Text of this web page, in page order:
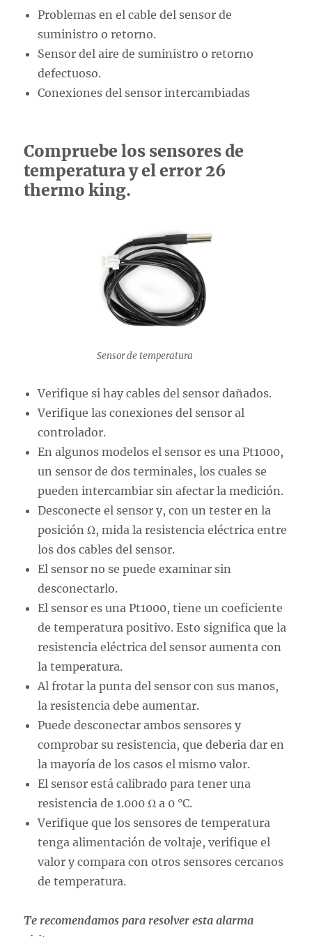
Problemas en el cable del sensor de
suministro o retorno.
Sensor del aire de suministro o retorno
defectuoso.
Conexiones del sensor intercambiadas
Compruebe los sensores de
temperatura y el error 26
thermo king.
Sensor de temperatura
Verifique si hay cables del sensor dañados.
Verifique las conexiones del sensor al
controlador.
En algunos modelos el sensor es una Pt1000,
un sensor de dos terminales, los cuales se
pueden intercambiar sin afectar la medición.
Desconecte el sensor y, con un tester en la
posición Ω, mida la resistencia eléctrica entre
los dos cables del sensor.
El sensor no se puede examinar sin
desconectarlo.
El sensor es una Pt1000, tiene un coeficiente
de temperatura positivo. Esto significa que la
resistencia eléctrica del sensor aumenta con
la temperatura.
Al frotar la punta del sensor con sus manos,
la resistencia debe aumentar.
Puede desconectar ambos sensores y
comprobar su resistencia, que deberia dar en
la mayoría de los casos el mismo valor.
El sensor está calibrado para tener una
resistencia de 1.000 Ω a 0 °C.
Verifique que los sensores de temperatura
tenga alimentación de voltaje, verifique el
valor y compara con otros sensores cercanos
de temperatura.
Te recomendamos para resolver esta alarma